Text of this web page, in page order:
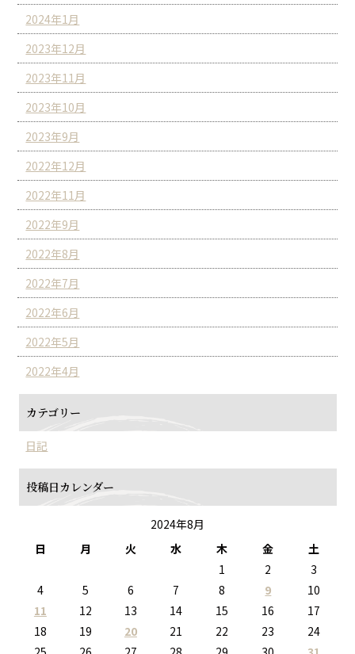
2024年1月
2023年12月
2023年11月
2023年10月
2023年9月
2022年12月
2022年11月
2022年9月
2022年8月
2022年7月
2022年6月
2022年5月
2022年4月
カテゴリー
日記
投稿日カレンダー
2024年8月
日
月 火 水 木 金
土
1
2
3
4
5 6 7 8 9
10
11
12 13 14 15 16
17
18
19 20 21 22 23
24